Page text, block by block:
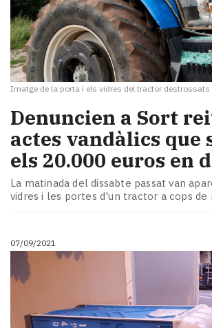
Imatge de la porta i els vidres del tractor destrossats
Denuncien a Sort
actes vandàlics que
els 20.000 euros en
La matinada del dissabte passat van
vidres i les portes d'un tractor a cops
07/09/2021